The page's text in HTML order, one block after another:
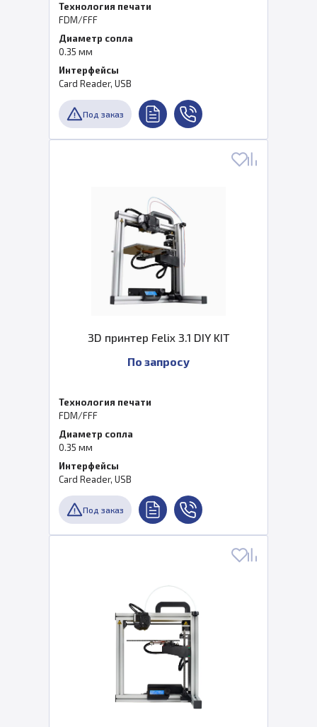
Технология печати
FDM/FFF
Диаметр сопла
0.35 мм
Интерфейсы
Card Reader, USB
Под заказ
3D принтер Felix 3.1 DIY KIT
По запросу
Технология печати
FDM/FFF
Диаметр сопла
0.35 мм
Интерфейсы
Card Reader, USB
Под заказ